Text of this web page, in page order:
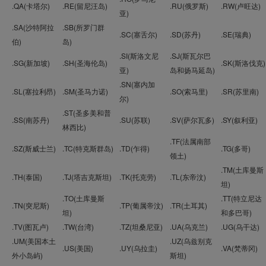
.QA(卡塔尔) .RE(留尼汪岛)
亚)
.RU(俄罗斯) .RW(卢旺达)
.SA(沙特阿拉
伯)
.SB(所罗门群
岛)
.SC(塞舌尔) .SD(苏丹) .SE(瑞典)
.SG(新加坡) .SH(圣海伦岛)
.SI(斯洛文尼
亚)
.SJ(斯瓦尔巴
岛和扬马延岛)
.SK(斯洛伐克)
.SL(塞拉利昂) .SM(圣马力诺)
.SN(塞内加
尔)
.SO(索马里) .SR(苏里南)
.SS(南苏丹)
.ST(圣多美和普
林西比)
.SU(苏联) .SV(萨尔瓦多) .SY(叙利亚)
.SZ(斯威士兰) .TC(特克斯群岛) .TD(乍得)
.TF(法属南部
领土)
.TG(多哥)
.TH(泰国) .TJ(塔吉克斯坦) .TK(托克劳) .TL(东帝汶)
.TM(土库曼斯
坦)
.TN(突尼斯)
.TO(土库曼斯
坦)
.TP(葡属帝汶) .TR(土耳其)
.TT(特立尼达
和多巴哥)
.TV(图瓦卢)
.TW(台湾) .TZ(坦桑尼亚) .UA(乌克兰)
.UG(乌干达)
.UM(美国本土
外小岛屿)
.US(美国) .UY(乌拉圭)
.UZ(乌兹别克
斯坦)
.VA(梵蒂冈)